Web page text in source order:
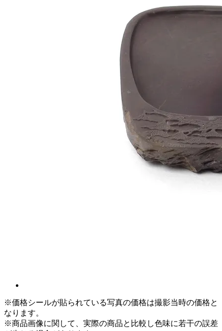
※価格シールが貼られている写真の価格は撮影当時の価格と
なります。
※商品画像に関して、実際の商品と比較し色味に若干の誤差